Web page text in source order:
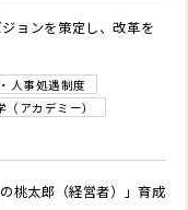
ョンを策定し、改革を
人事処遇制度
アカデミー）
桃太郎（経営者）」育成